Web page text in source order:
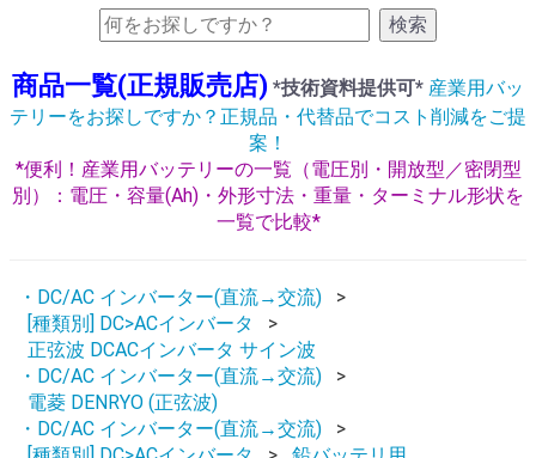
検索
商品一覧(正規販売店) *技術資料提供可* 産業用バッ
テリーをお探しですか？正規品・代替品でコスト削減をご提
案！
*便利！産業用バッテリーの一覧（電圧別・開放型／密閉型
別）：電圧・容量(Ah)・外形寸法・重量・ターミナル形状を
一覧で比較*
・DC/AC インバーター(直流→交流)
[種類別] DC>ACインバータ
正弦波 DCACインバータ サイン波
・DC/AC インバーター(直流→交流)
電菱 DENRYO (正弦波)
・DC/AC インバーター(直流→交流)